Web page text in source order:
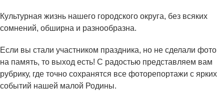
Культурная жизнь нашего городского округа, без всяких
сомнений, обширна и разнообразна.
Если вы стали участником праздника, но не сделали фото
на память, то выход есть! С радостью представляем вам
рубрику, где точно сохранятся все фоторепортажи с ярких
событий нашей малой Родины.